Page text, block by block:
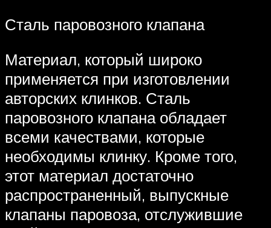
Сталь паровозного клапана
Материал, который широко
применяется при изготовлении
авторских клинков. Сталь
паровозного клапана обладает
всеми качествами, которые
необходимы клинку. Кроме того,
этот материал достаточно
распространенный, выпускные
клапаны паровоза, отслужившие